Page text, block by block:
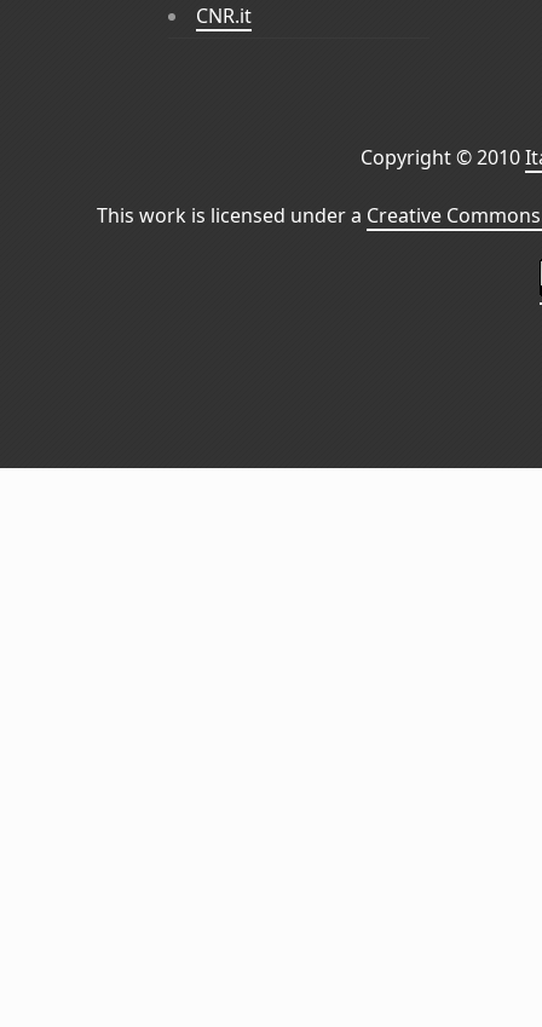
CNR.it
Copyright © 2010
This work is licensed under a Creative